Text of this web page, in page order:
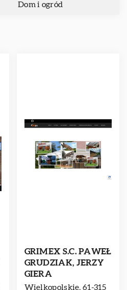
Dom i ogród
GRIMEX S.C. PAWEŁ
GRUDZIAK, JERZY
GIERA
Wielkopolskie, 61-315